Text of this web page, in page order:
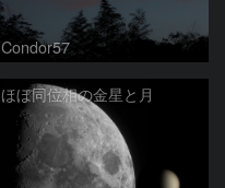
Condor57
ほぼ同位相の金星と月